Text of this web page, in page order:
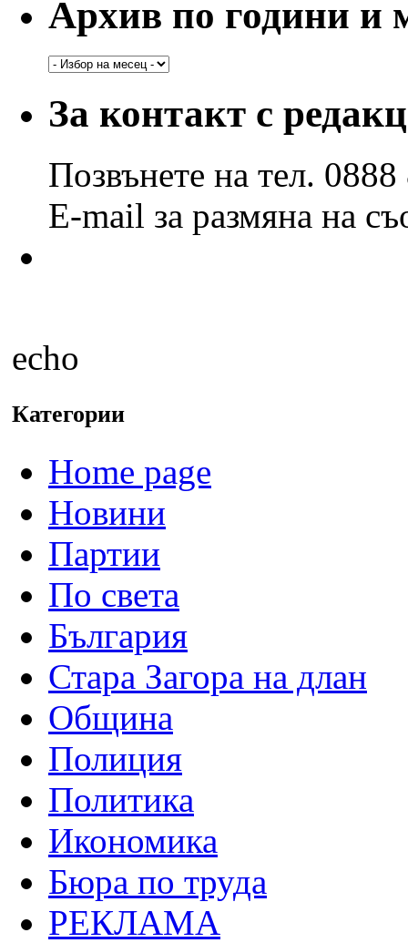
Архив по години и
Архив
и
месеци
За контакт с
Позвънете на тел.
E-mail за размяна на
echo
Категории
Home page
Новини
Партии
По света
България
Стара Загора на длан
Община
Полиция
Политика
Икономика
Бюра по труда
РЕКЛАМА